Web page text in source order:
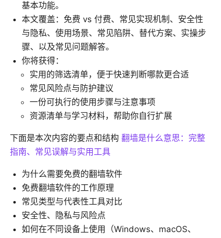
基本功能。
本文覆盖：免费 vs 付费、常见实现机制、安全性
与隐私、使用场景、常见陷阱、替代方案、实操步
骤、以及常见问题解答。
你将获得：
实用的筛选清单，便于快速判断哪款更合适
常见风险点与防护建议
一份可执行的使用步骤与注意事项
资源清单与学习材料，帮助你自行扩展
下面是本次内容的要点和结构 翻墙是什么意思：完整
指南、常见误解与实用工具
为什么需要免费的翻墙软件
免费翻墙软件的工作原理
常见类型与代表性工具对比
安全性、隐私与风险点
如何在不同设备上使用（Windows、macOS、